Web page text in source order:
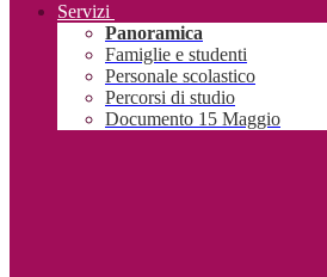
Servizi
Panoramica
Famiglie e studenti
Personale scolastico
Percorsi di studio
Documento 15 Maggio